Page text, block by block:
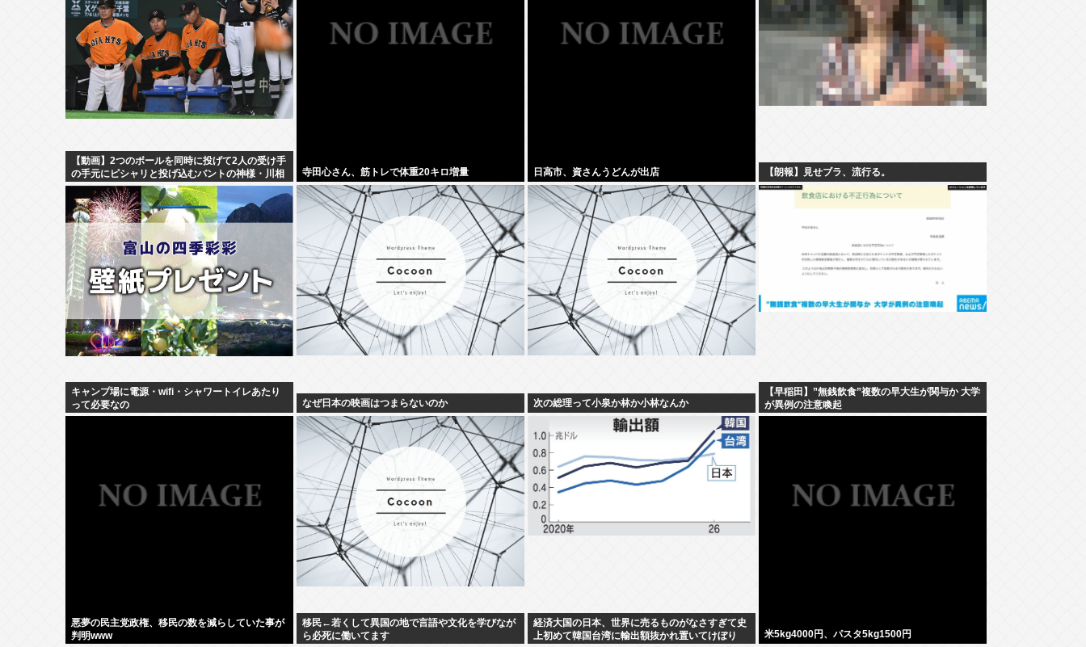
【動画】2つのボールを同時に投げて2人の受け手
の手元にピシャリと投げ込むバントの神様・川相
の異次元キャッチボールがこちら
寺田心さん、筋トレで体重20キロ増量 日高市、資さんうどんが出店 【朗報】見せブラ、流行る。
キャンプ場に電源・wifi・シャワートイレあたり
って必要なの
なぜ日本の映画はつまらないのか 次の総理って小泉か林か小林なんか
【早稲田】”無銭飲食”複数の早大生が関与か 大学
が異例の注意喚起
悪夢の民主党政権、移民の数を減らしていた事が
判明www
移民←若くして異国の地で言語や文化を学びなが
ら必死に働いてます
経済大国の日本、世界に売るものがなさすぎて史
上初めて韓国台湾に輸出額抜かれ置いてけぼり
米5kg4000円、パスタ5kg1500円